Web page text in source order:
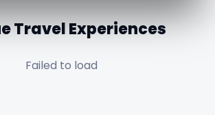
Travel Experiences
Failed to load